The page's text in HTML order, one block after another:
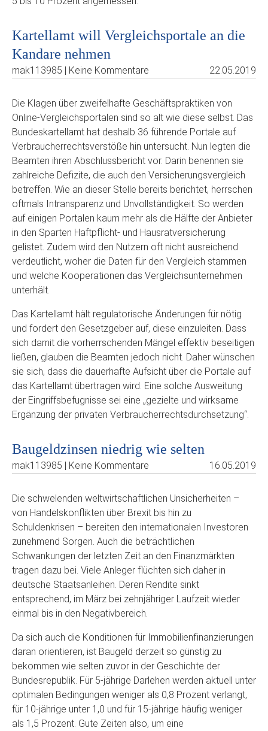
Kartellamt will Vergleichsportale an die
Kandare nehmen
mak113985 | Keine Kommentare 22.05.2019
Die Klagen über zweifelhafte Geschäftspraktiken von
Online-Vergleichsportalen sind so alt wie diese selbst. Das
Bundeskartellamt hat deshalb 36 führende Portale auf
Verbraucherrechtsverstöße hin untersucht. Nun legten die
Beamten ihren Abschlussbericht vor. Darin benennen sie
zahlreiche Defizite, die auch den Versicherungsvergleich
betreffen. Wie an dieser Stelle bereits berichtet, herrschen
oftmals Intransparenz und Unvollständigkeit. So werden
auf einigen Portalen kaum mehr als die Hälfte der Anbieter
in den Sparten Haftpflicht- und Hausratversicherung
gelistet. Zudem wird den Nutzern oft nicht ausreichend
verdeutlicht, woher die Daten für den Vergleich stammen
und welche Kooperationen das Vergleichsunternehmen
unterhält.
Das Kartellamt hält regulatorische Änderungen für nötig
und fordert den Gesetzgeber auf, diese einzuleiten. Dass
sich damit die vorherrschenden Mängel effektiv beseitigen
ließen, glauben die Beamten jedoch nicht. Daher wünschen
sie sich, dass die dauerhafte Aufsicht über die Portale auf
das Kartellamt übertragen wird. Eine solche Ausweitung
der Eingriffsbefugnisse sei eine „gezielte und wirksame
Ergänzung der privaten Verbraucherrechtsdurchsetzung“.
Baugeldzinsen niedrig wie selten
mak113985 | Keine Kommentare 16.05.2019
Die schwelenden weltwirtschaftlichen Unsicherheiten –
von Handelskonflikten über Brexit bis hin zu
Schuldenkrisen – bereiten den internationalen Investoren
zunehmend Sorgen. Auch die beträchtlichen
Schwankungen der letzten Zeit an den Finanzmärkten
tragen dazu bei. Viele Anleger flüchten sich daher in
deutsche Staatsanleihen. Deren Rendite sinkt
entsprechend, im März bei zehnjähriger Laufzeit wieder
einmal bis in den Negativbereich.
Da sich auch die Konditionen für Immobilienfinanzierungen
daran orientieren, ist Baugeld derzeit so günstig zu
bekommen wie selten zuvor in der Geschichte der
Bundesrepublik. Für 5-jährige Darlehen werden aktuell unter
optimalen Bedingungen weniger als 0,8 Prozent verlangt,
für 10-jährige unter 1,0 und für 15-jährige häufig weniger
als 1,5 Prozent. Gute Zeiten also, um eine